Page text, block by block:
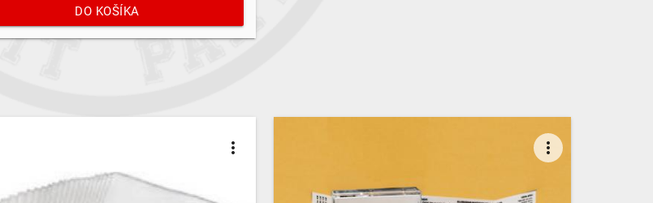
DO KOŠÍKA
more_vert more_vert